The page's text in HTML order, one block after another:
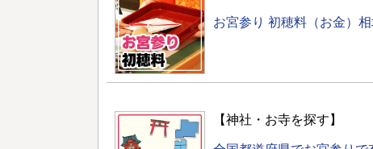
お宮参り 初穂料（お金）
【神社・お寺を探す】